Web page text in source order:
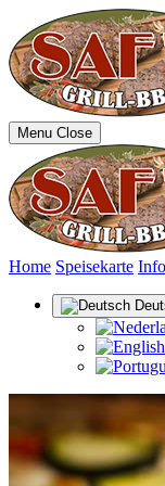
Menu Close
Home Speisekarte